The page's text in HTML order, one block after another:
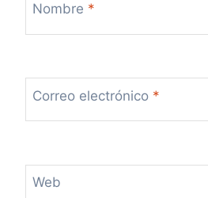
Nombre *
Correo electrónico *
Web